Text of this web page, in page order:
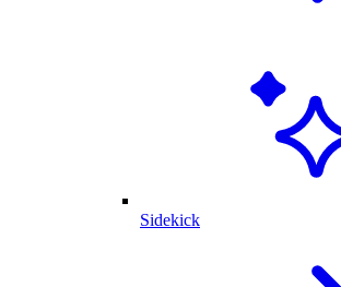
Sidekick